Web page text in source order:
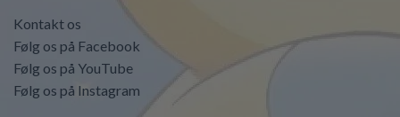
Kontakt os
Følg os på Facebook
Følg os på YouTube
Følg os på Instagram